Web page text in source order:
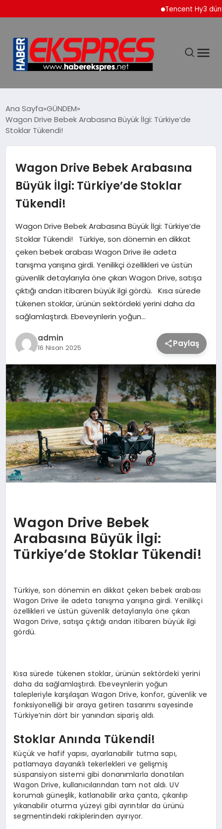
Tencent Hy3 dünya
EKONOMİ
SİYASET
SPOR
TEKNOLOJİ
SAĞLIK
MAGAZİN
EĞİTİM
Ana Sayfa GÜNDEM
Wagon Drive Bebek Arabasına Büyük İlgi: Türkiye’de
Stoklar Tükendi!
Wagon Drive Bebek Arabasına
Büyük İlgi: Türkiye’de Stoklar
Tükendi!
Wagon Drive Bebek Arabasına Büyük İlgi: Türkiye’de
Stoklar Tükendi! Türkiye, son dönemin en dikkat
çeken bebek arabası Wagon Drive ile adeta
tanışma yarışına girdi. Yenilikçi özellikleri ve üstün
güvenlik detaylarıyla öne çıkan Wagon Drive, satışa
çıktığı andan itibaren büyük ilgi gördü. Kısa sürede
tükenen stoklar, ürünün sektördeki yerini daha da
sağlamlaştırdı. Ebeveynlerin yoğun…
admin
16 Nisan 2025 Paylaş
Wagon Drive Bebek
Arabasına Büyük İlgi:
Türkiye’de Stoklar Tükendi!
Türkiye, son dönemin en dikkat çeken bebek arabası
Wagon Drive ile adeta tanışma yarışına girdi. Yenilikçi
özellikleri ve üstün güvenlik detaylarıyla öne çıkan
Wagon Drive, satışa çıktığı andan itibaren büyük ilgi
gördü.
Kısa sürede tükenen stoklar, ürünün sektördeki yerini
daha da sağlamlaştırdı. Ebeveynlerin yoğun
talepleriyle karşılaşan Wagon Drive, konfor, güvenlik ve
fonksiyonelliği bir araya getiren tasarımı sayesinde
Türkiye’nin dört bir yanından sipariş aldı.
Stoklar Anında Tükendi!
Küçük ve hafif yapısı, ayarlanabilir tutma sapı,
patlamaya dayanıklı tekerlekleri ve gelişmiş
süspansiyon sistemi gibi donanımlarla donatılan
Wagon Drive, kullanıcılarından tam not aldı. UV
korumalı güneşlik, katlanabilir arka çanta, çıkarılıp
yıkanabilir oturma yüzeyi gibi ayrıntılar da ürünü
segmentindeki rakiplerinden ayırıyor.